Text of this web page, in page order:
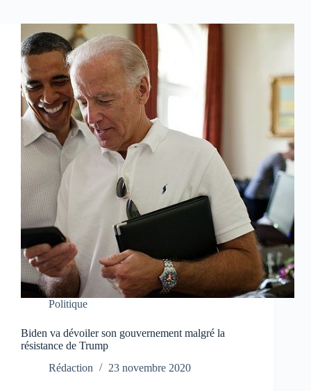
Politique
Biden va dévoiler son gouvernement malgré la
résistance de Trump
Rédaction
23 novembre 2020